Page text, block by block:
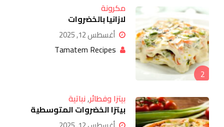
مكرونة
لازانيا بالخضروات
أغسطس 12, 2025
Tamatem Recipes
بيتزا وفطائر,نباتية
بيتزا الخضروات المتوسطية